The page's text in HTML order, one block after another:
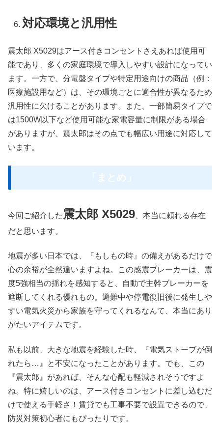
対応環境と汎用性
震太郎 X5029はアース付きコンセントさえあれば使用可
能であり、多くの家庭環境で導入しやすい設計になってい
ます。一方で、分電盤タイプや特定用途向けの商品（例：
医療施設用など）は、その環境ごとに適合性が異なるため
汎用性に欠けることがあります。また、一部簡易タイプで
は1500W以下など使用可能な家電容量に制限がある場合
がありますが、震太郎はその点でも幅広い用途に対応して
います。
「まとめ」
今回ご紹介した 震太郎 X5029 、本当に頼れる存在
だと思います。
地震が多い日本では、『もしもの時』の備えがあるだけで
心の余裕が全然違いますよね。この感震ブレーカーは、震
度5強相当の揺れを感知すると、自動で主幹ブレーカーを
遮断してくれる優れもの。避難中や停電復旧後に発生しや
すい電気火災から家族を守ってくれるなんて、本当にあり
がたいアイテムです。
私も以前、大きな地震を経験した時、『電気ストーブが倒
れたら…』と不安になったことがあります。でも、この
『震太郎』があれば、そんな心配も軽減されそうですよ
ね。特に嬉しいのは、アース付きコンセントに差し込むだ
けで使える手軽さ！賃貸でも工事不要で設置できるので、
防災対策初心者にもぴったりです。